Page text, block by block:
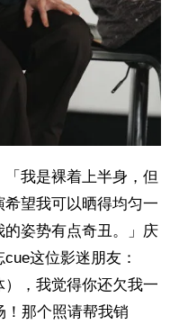
我是裸着上半身，但
望我可以晒得均匀一
姿势有点奇丑。」庆
这位影迷朋友：
），我觉得你还欠我一
！那个照请帮我销